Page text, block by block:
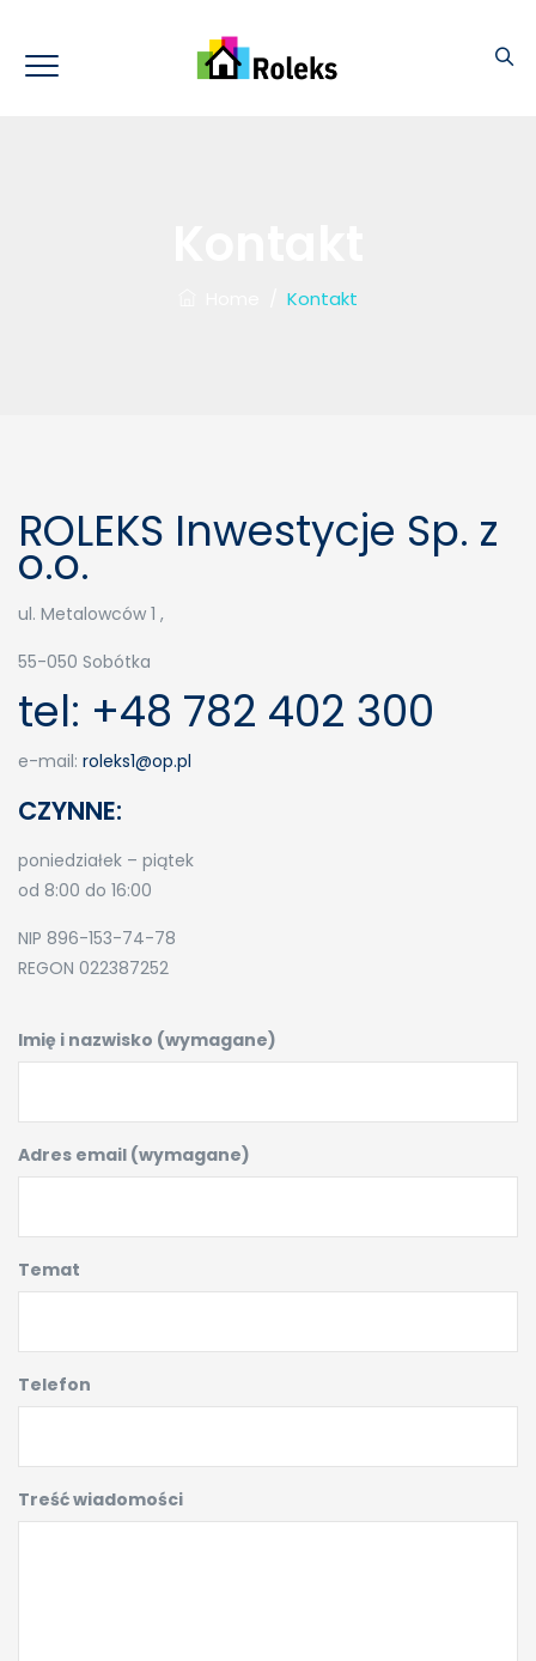
Kontakt
ROLEKS Inwestycje Sp. z
o.o.
ul. Metalowców 1 ,
55-050 Sobótka
tel: +48 782 402 300
e-mail: roleks1@op.pl
CZYNNE:
poniedziałek – piątek
od 8:00 do 16:00
NIP 896-153-74-78
REGON 022387252
Imię i nazwisko (wymagane)
Adres email (wymagane)
Temat
Telefon
Treść wiadomości